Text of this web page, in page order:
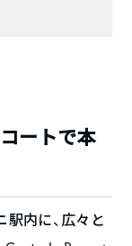
ートで本
駅内に、広々と